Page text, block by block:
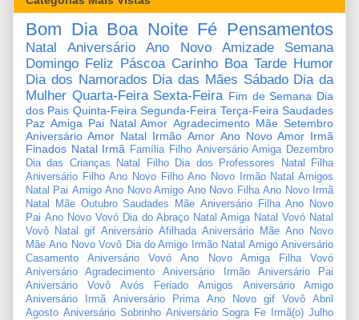
Bom Dia Boa Noite Fé Pensamentos
Natal Aniversário Ano Novo Amizade
Semana
Domingo Feliz Páscoa Carinho Boa Tarde Humor
Dia dos Namorados Dia das Mães Sábado Dia da
Mulher Quarta-Feira Sexta-Feira Fim de Semana Dia
dos Pais Quinta-Feira Segunda-Feira Terça-Feira Saudades
Paz Amiga Pai Natal Amor Agradecimento Mãe Setembro
Aniversário Amor Natal Irmão Amor Ano Novo Amor Irmã
Finados Natal Irmã Família Filho Aniversário Amiga Dezembro
Dia das Crianças
Natal Filho Dia dos Professores
Natal Filha
Aniversário Filho Ano Novo Filho Ano Novo Irmão Natal Amigos
Natal Pai Amigo Ano Novo Amigo Ano Novo Filha Ano Novo Irmã
Natal Mãe Outubro Saudades Mãe Aniversário Filha Ano Novo
Pai Ano Novo Vovó Dia do Abraço Natal Amiga Natal Vovó Natal
Vovô
Natal gif Aniversário Afilhada Aniversário Mãe Ano Novo
Mãe Ano Novo Vovô Dia do Amigo Irmão Natal Amigo Aniversário
Casamento
Aniversário Vovó Ano Novo Amiga Filha
Vovó
Aniversário Agradecimento
Aniversário Irmão
Aniversário Pai
Aniversário Vovô
Avós Feriado Amigos
Aniversário Amigo
Aniversário Irmã
Aniversário Prima Ano Novo gif Vovô
Abril
Agosto Aniversário Sobrinho Aniversário Sogra Fe Irmã(o) Julho